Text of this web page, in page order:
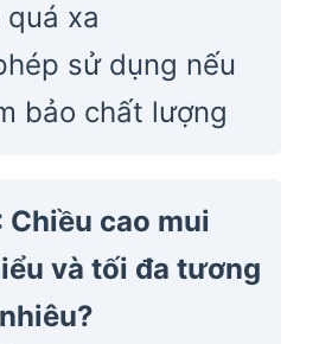
xa
sử dụng nếu
bảo chất lượng
Chiều cao mui
và tối đa tương